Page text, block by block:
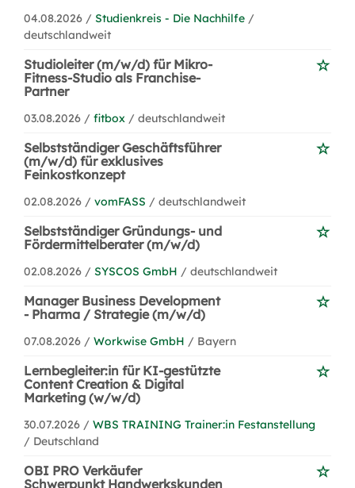
04.08.2026 / Studienkreis - Die Nachhilfe /
deutschlandweit
Studioleiter (m/w/d) für Mikro-
Fitness-Studio als Franchise-
Partner
03.08.2026 / fitbox / deutschlandweit
Selbstständiger Geschäftsführer
(m/w/d) für exklusives
Feinkostkonzept
02.08.2026 / vomFASS / deutschlandweit
Selbstständiger Gründungs- und
Fördermittelberater (m/w/d)
02.08.2026 / SYSCOS GmbH / deutschlandweit
Manager Business Development
- Pharma / Strategie (m/w/d)
07.08.2026 / Workwise GmbH / Bayern
Lernbegleiter:in für KI-gestützte
Content Creation & Digital
Marketing (w/w/d)
30.07.2026 / WBS TRAINING Trainer:in Festanstellung
/ Deutschland
OBI PRO Verkäufer
Schwerpunkt Handwerkskunden